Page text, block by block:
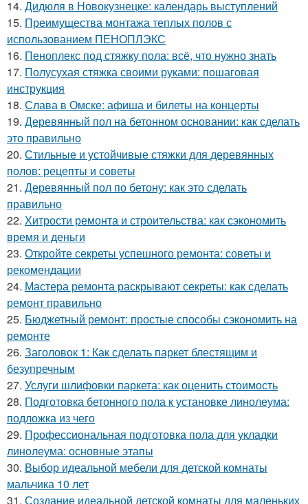
14. Дидюля в Новокузнецке: календарь выступлений
15. Преимущества монтажа теплых полов с
использованием ПЕНОПЛЭКС
16. Пеноплекс под стяжку пола: всё, что нужно знать
17. Полусухая стяжка своими руками: пошаговая
инструкция
18. Слава в Омске: афиша и билеты на концерты
19. Деревянный пол на бетонном основании: как сделать
это правильно
20. Стильные и устойчивые стяжки для деревянных
полов: рецепты и советы
21. Деревянный пол по бетону: как это сделать
правильно
22. Хитрости ремонта и строительства: как сэкономить
время и деньги
23. Откройте секреты успешного ремонта: советы и
рекомендации
24. Мастера ремонта раскрывают секреты: как сделать
ремонт правильно
25. Бюджетный ремонт: простые способы сэкономить на
ремонте
26. Заголовок 1: Как сделать паркет блестящим и
безупречным
27. Услуги шлифовки паркета: как оценить стоимость
28. Подготовка бетонного пола к установке линолеума:
подложка из чего
29. Профессиональная подготовка пола для укладки
линолеума: основные этапы
30. Выбор идеальной мебели для детской комнаты
мальчика 10 лет
31. Создание идеальной детской комнаты для маленьких